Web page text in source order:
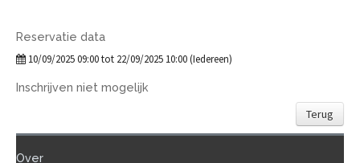
Reservatie data
10/09/2025 09:00 tot 22/09/2025 10:00 (Iedereen)
Inschrijven niet mogelijk
Terug
Over